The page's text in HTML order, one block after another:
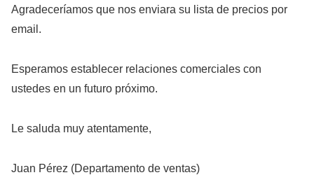
Agradeceríamos que nos enviara su lista de precios por
email.
Esperamos establecer relaciones comerciales con
ustedes en un futuro próximo.
Le saluda muy atentamente,
Juan Pérez (Departamento de ventas)